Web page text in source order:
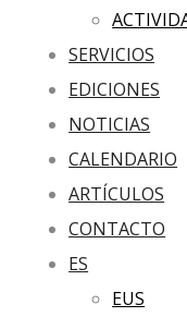
SERVICIOS
EDICIONES
NOTICIAS
CALENDARIO
ARTÍCULOS
CONTACTO
ES
EUS